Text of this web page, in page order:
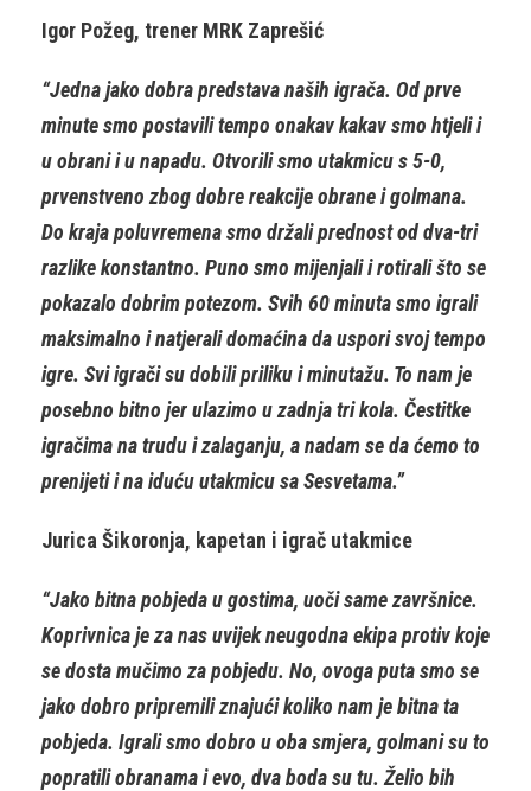
Igor Požeg, trener MRK Zaprešić
“Jedna jako dobra predstava naših igrača. Od prve
minute smo postavili tempo onakav kakav smo htjeli i
u obrani i u napadu. Otvorili smo utakmicu s 5-0,
prvenstveno zbog dobre reakcije obrane i golmana.
Do kraja poluvremena smo držali prednost od dva-tri
razlike konstantno. Puno smo mijenjali i rotirali što se
pokazalo dobrim potezom. Svih 60 minuta smo igrali
maksimalno i natjerali domaćina da uspori svoj tempo
igre. Svi igrači su dobili priliku i minutažu. To nam je
posebno bitno jer ulazimo u zadnja tri kola. Čestitke
igračima na trudu i zalaganju, a nadam se da ćemo to
prenijeti i na iduću utakmicu sa Sesvetama.”
Jurica Šikoronja, kapetan i igrač utakmice
“Jako bitna pobjeda u gostima, uoči same završnice.
Koprivnica je za nas uvijek neugodna ekipa protiv koje
se dosta mučimo za pobjedu. No, ovoga puta smo se
jako dobro pripremili znajući koliko nam je bitna ta
pobjeda. Igrali smo dobro u oba smjera, golmani su to
popratili obranama i evo, dva boda su tu. Želio bih